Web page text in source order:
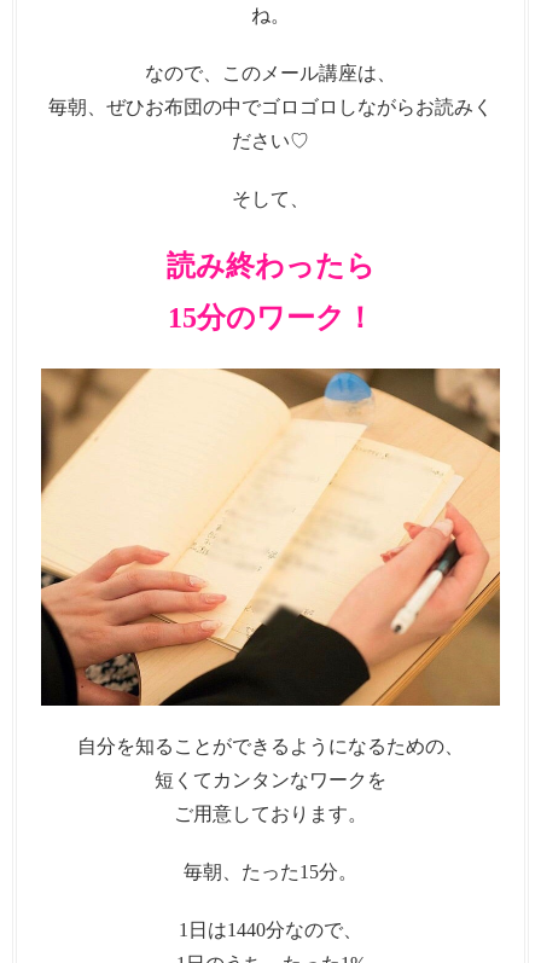
ね。
なので、このメール講座は、
毎朝、ぜひお布団の中でゴロゴロしながらお読みく
ださい♡
そして、
読み終わったら
15分のワーク！
自分を知ることができるようになるための、
短くてカンタンなワークを
ご用意しております。
毎朝、たった15分。
1日は1440分なので、